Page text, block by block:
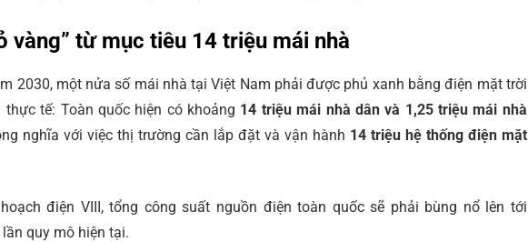
vàng” từ mục tiêu 14 triệu mái nhà
2030, một nửa số mái nhà tại Việt Nam phải được phủ xanh bằng điện mặt trời
tế: Toàn quốc hiện có khoảng 14 triệu mái nhà dân và 1,25 triệu mái nhà
nghĩa với việc thị trường cần lắp đặt và vận hành 14 triệu hệ thống điện mặt
điện VIII, tổng công suất nguồn điện toàn quốc sẽ phải bùng nổ lên tới
quy mô hiện tại.